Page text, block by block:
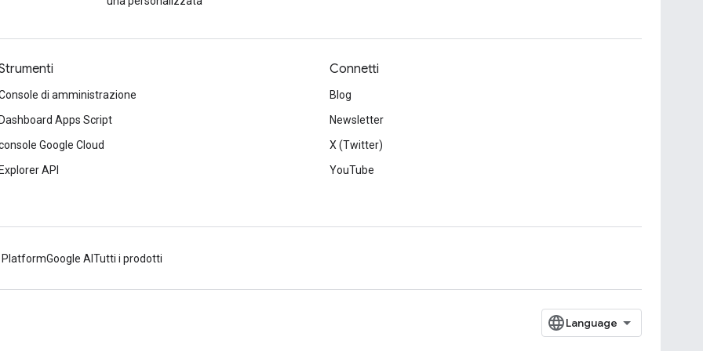
di amministrazione
Dashboard Apps Script
Google Cloud
Explorer API
Connetti
Blog
Newsletter
X (Twitter)
YouTube
PlatformGoogle AI Tutti i prodotti